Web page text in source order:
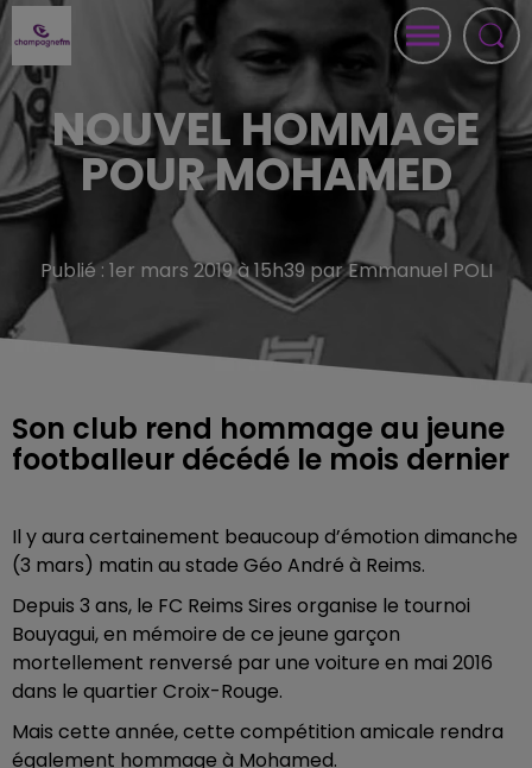
NOUVEL HOMMAGE
POUR MOHAMED
Publié : 1er mars 2019 à 15h39 par Emmanuel POLI
Son club rend hommage au jeune
footballeur décédé le mois dernier
Il y aura certainement beaucoup d’émotion dimanche
(3 mars) matin au stade Géo André à Reims.
Depuis 3 ans, le FC Reims Sires organise le tournoi
Bouyagui, en mémoire de ce jeune garçon
mortellement renversé par une voiture en mai 2016
dans le quartier Croix-Rouge.
Mais cette année, cette compétition amicale rendra
également hommage à Mohamed.